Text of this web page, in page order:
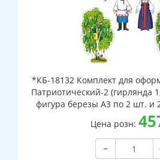
*КБ-18132 Комплект для
Патриотический-2 (гирлянда
фигура березы А3 по 2 шт. и
Цена розн:
−